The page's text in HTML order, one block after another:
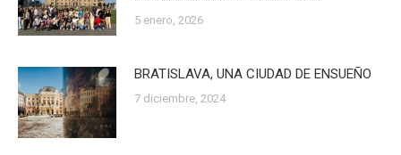
5 enero, 2026
BRATISLAVA, UNA CIUDAD DE ENSUEÑO
7 diciembre, 2024